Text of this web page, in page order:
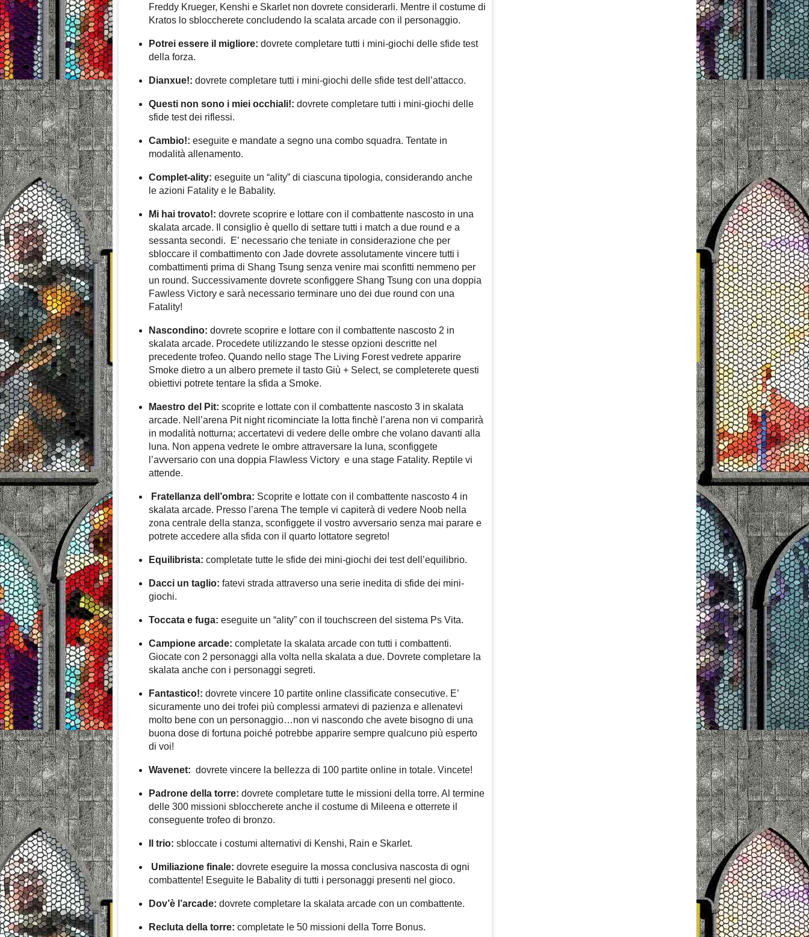
Freddy Krueger, Kenshi e Skarlet non dovrete considerarli. Mentre il costume di
Kratos lo sbloccherete concludendo la scalata arcade con il personaggio.
Potrei essere il migliore: dovrete completare tutti i mini-giochi delle sfide test
della forza.
Dianxue!: dovrete completare tutti i mini-giochi delle sfide test dell’attacco.
Questi non sono i miei occhiali!: dovrete completare tutti i mini-giochi delle
sfide test dei riflessi.
Cambio!: eseguite e mandate a segno una combo squadra. Tentate in
modalità allenamento.
Complet-ality: eseguite un “ality” di ciascuna tipologia, considerando anche
le azioni Fatality e le Babality.
Mi hai trovato!: dovrete scoprire e lottare con il combattente nascosto in una
skalata arcade. Il consiglio è quello di settare tutti i match a due round e a
sessanta secondi. E’ necessario che teniate in considerazione che per
sbloccare il combattimento con Jade dovrete assolutamente vincere tutti i
combattimenti prima di Shang Tsung senza venire mai sconfitti nemmeno per
un round. Successivamente dovrete sconfiggere Shang Tsung con una doppia
Fawless Victory e sarà necessario terminare uno dei due round con una
Fatality!
Nascondino: dovrete scoprire e lottare con il combattente nascosto 2 in
skalata arcade. Procedete utilizzando le stesse opzioni descritte nel
precedente trofeo. Quando nello stage The Living Forest vedrete apparire
Smoke dietro a un albero premete il tasto Giù + Select, se completerete questi
obiettivi potrete tentare la sfida a Smoke.
Maestro del Pit: scoprite e lottate con il combattente nascosto 3 in skalata
arcade. Nell’arena Pit night ricominciate la lotta finchè l’arena non vi comparirà
in modalità notturna; accertatevi di vedere delle ombre che volano davanti alla
luna. Non appena vedrete le ombre attraversare la luna, sconfiggete
l’avversario con una doppia Flawless Victory e una stage Fatality. Reptile vi
attende.
Fratellanza dell’ombra: Scoprite e lottate con il combattente nascosto 4 in
skalata arcade. Presso l’arena The temple vi capiterà di vedere Noob nella
zona centrale della stanza, sconfiggete il vostro avversario senza mai parare e
potrete accedere alla sfida con il quarto lottatore segreto!
Equilibrista: completate tutte le sfide dei mini-giochi dei test dell’equilibrio.
Dacci un taglio: fatevi strada attraverso una serie inedita di sfide dei mini-
giochi.
Toccata e fuga: eseguite un “ality” con il touchscreen del sistema Ps Vita.
Campione arcade: completate la skalata arcade con tutti i combattenti.
Giocate con 2 personaggi alla volta nella skalata a due. Dovrete completare la
skalata anche con i personaggi segreti.
Fantastico!: dovrete vincere 10 partite online classificate consecutive. E’
sicuramente uno dei trofei più complessi armatevi di pazienza e allenatevi
molto bene con un personaggio…non vi nascondo che avete bisogno di una
buona dose di fortuna poiché potrebbe apparire sempre qualcuno più esperto
di voi!
Wavenet: dovrete vincere la bellezza di 100 partite online in totale. Vincete!
Padrone della torre: dovrete completare tutte le missioni della torre. Al termine
delle 300 missioni sbloccherete anche il costume di Mileena e otterrete il
conseguente trofeo di bronzo.
Il trio: sbloccate i costumi alternativi di Kenshi, Rain e Skarlet.
Umiliazione finale: dovrete eseguire la mossa conclusiva nascosta di ogni
combattente! Eseguite le Babality di tutti i personaggi presenti nel gioco.
Dov’è l’arcade: dovrete completare la skalata arcade con un combattente.
Recluta della torre: completate le 50 missioni della Torre Bonus.